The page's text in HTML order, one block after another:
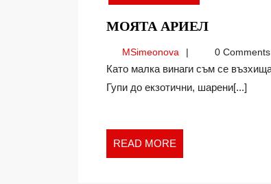
МОЯТА АРИЕЛМОЯТА
MSimeonovaMSimeonova0 Comments
Като малка винаги съм се възхищавала на огромните аквариуми пълни с какви ли не рибки, от
Гупи до екзотични, шарени[...]
READ MORE
MORE